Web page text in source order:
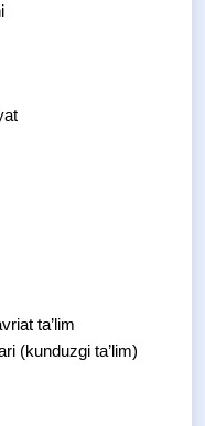
ta’lim
(kunduzgi ta’lim)